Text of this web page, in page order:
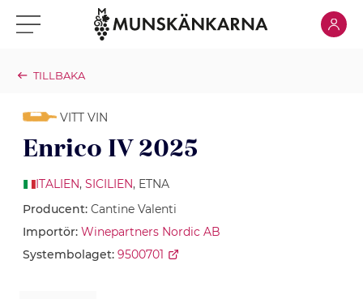
Klicka för meny Klicka
TILLBAKA
VITT VIN
Enrico IV 2025
ITALIEN, SICILIEN, ETNA
Producent: Cantine Valenti
Importör: Winepartners Nordic AB
Systembolaget: 9500701